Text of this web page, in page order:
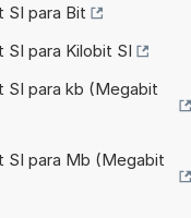
SI para Bit
para Kilobit SI
SI para kb (Megabit
SI para Mb (Megabit